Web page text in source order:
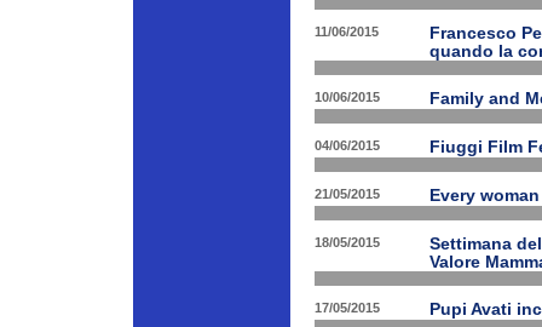
11/06/2015
Francesco
quando la
10/06/2015 Family and
04/06/2015 Fiuggi Film
21/05/2015 Every
18/05/2015
Settimana
Valore
17/05/2015 Pupi Avati